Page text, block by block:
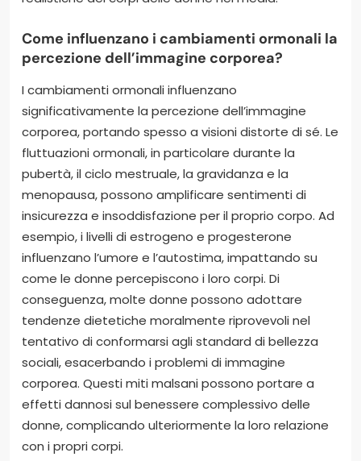
Come influenzano i cambiamenti ormonali la
percezione dell’immagine corporea?
I cambiamenti ormonali influenzano
significativamente la percezione dell’immagine
corporea, portando spesso a visioni distorte di sé. Le
fluttuazioni ormonali, in particolare durante la
pubertà, il ciclo mestruale, la gravidanza e la
menopausa, possono amplificare sentimenti di
insicurezza e insoddisfazione per il proprio corpo. Ad
esempio, i livelli di estrogeno e progesterone
influenzano l’umore e l’autostima, impattando su
come le donne percepiscono i loro corpi. Di
conseguenza, molte donne possono adottare
tendenze dietetiche moralmente riprovevoli nel
tentativo di conformarsi agli standard di bellezza
sociali, esacerbando i problemi di immagine
corporea. Questi miti malsani possono portare a
effetti dannosi sul benessere complessivo delle
donne, complicando ulteriormente la loro relazione
con i propri corpi.